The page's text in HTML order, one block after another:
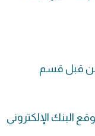
من قبل قسم
البنك الإلكتروني